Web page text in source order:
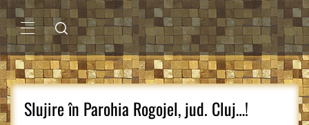
Sari
la
conținutMENIU
PRINCIPAL
Slujire în Parohia Rogojel, jud. Cluj…!